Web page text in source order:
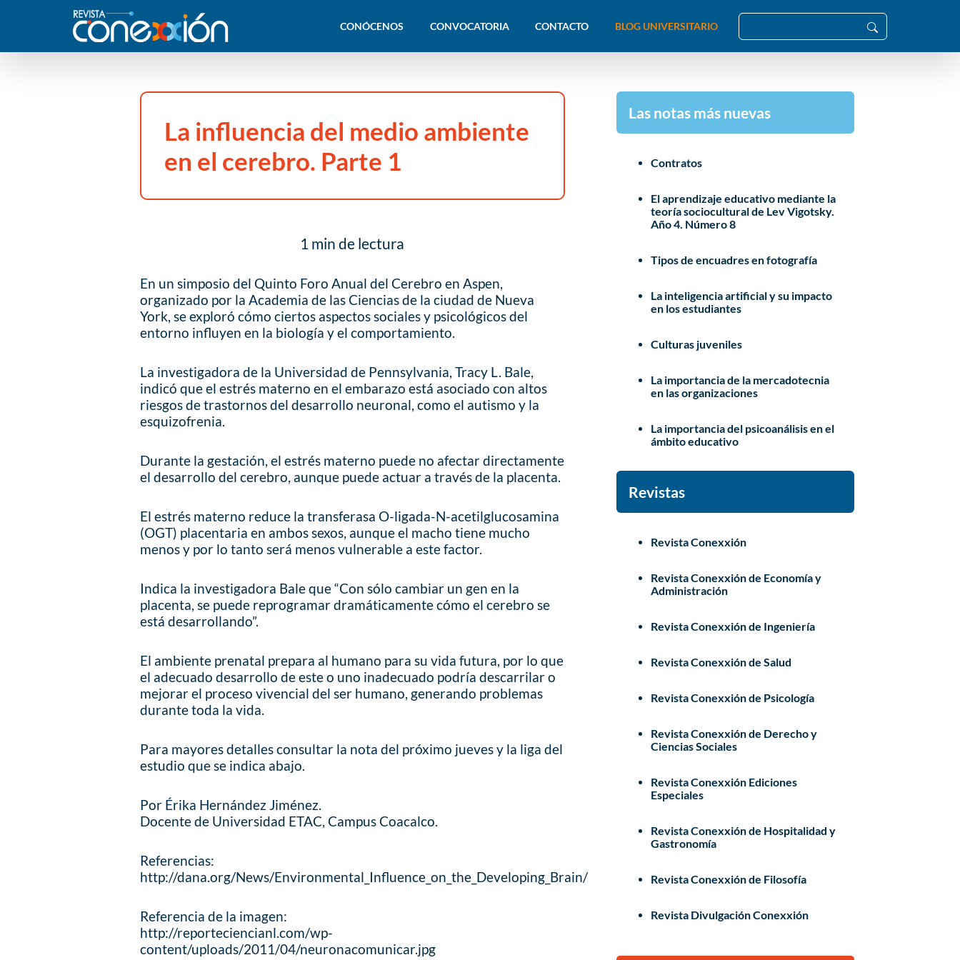
CONÓCENOS CONVOCATORIA CONTACTO BLOG UNIVERSITARIO
La influencia del medio ambiente
en el cerebro. Parte 1
1 min de lectura
En un simposio del Quinto Foro Anual del Cerebro en Aspen,
organizado por la Academia de las Ciencias de la ciudad de Nueva
York, se exploró cómo ciertos aspectos sociales y psicológicos del
entorno influyen en la biología y el comportamiento.
La investigadora de la Universidad de Pennsylvania, Tracy L. Bale,
indicó que el estrés materno en el embarazo está asociado con altos
riesgos de trastornos del desarrollo neuronal, como el autismo y la
esquizofrenia.
Durante la gestación, el estrés materno puede no afectar directamente
el desarrollo del cerebro, aunque puede actuar a través de la placenta.
El estrés materno reduce la transferasa O-ligada-N-acetilglucosamina
(OGT) placentaria en ambos sexos, aunque el macho tiene mucho
menos y por lo tanto será menos vulnerable a este factor.
Indica la investigadora Bale que “Con sólo cambiar un gen en la
placenta, se puede reprogramar dramáticamente cómo el cerebro se
está desarrollando”.
El ambiente prenatal prepara al humano para su vida futura, por lo que
el adecuado desarrollo de este o uno inadecuado podría descarrilar o
mejorar el proceso vivencial del ser humano, generando problemas
durante toda la vida.
Para mayores detalles consultar la nota del próximo jueves y la liga del
estudio que se indica abajo.
Por Érika Hernández Jiménez.
Docente de Universidad ETAC, Campus Coacalco.
Referencias:
http://dana.org/News/Environmental_Influence_on_the_Developing_Brain/
Referencia de la imagen:
http://reporteciencianl.com/wp-
content/uploads/2011/04/neuronacomunicar.jpg
Las notas más nuevas
Contratos
El aprendizaje educativo mediante la
teoría sociocultural de Lev Vigotsky.
Año 4. Número 8
Tipos de encuadres en fotografía
La inteligencia artificial y su impacto
en los estudiantes
Culturas juveniles
La importancia de la mercadotecnia
en las organizaciones
La importancia del psicoanálisis en el
ámbito educativo
Revistas
Revista Conexxión
Revista Conexxión de Economía y
Administración
Revista Conexxión de Ingeniería
Revista Conexxión de Salud
Revista Conexxión de Psicología
Revista Conexxión de Derecho y
Ciencias Sociales
Revista Conexxión Ediciones
Especiales
Revista Conexxión de Hospitalidad y
Gastronomía
Revista Conexxión de Filosofía
Revista Divulgación Conexxión